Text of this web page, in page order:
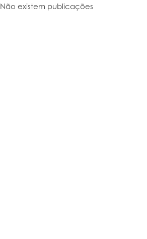
Não existem publicações